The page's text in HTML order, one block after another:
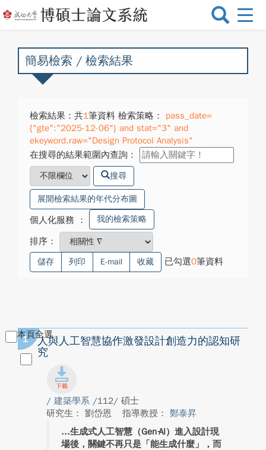
選
換
簡易檢索 / 檢索結果
檢索結果：共1筆資料 檢索策略：
pass_date=
{"gte":"2025-12-06"} and stat="3" and
ekeyword.raw="Design Protocol Analysis"
在搜尋的結果範圍內查詢：
搜尋
展開檢索結果的年代分布圖
個人化服務 ： 我的檢索策略
排序：
儲存 列印 E-mail 收藏 已勾選0筆資料
本頁全選
1
人與人工智慧協作激發設計創造力的認知研
究
/ 建築學系 /112/ 碩士
研究生： 劉岱恩
指導教授： 鄭泰昇
生成式人工智慧（Gen‑AI）進入設計現
場後，關鍵不再只是「能生成什麼」，而